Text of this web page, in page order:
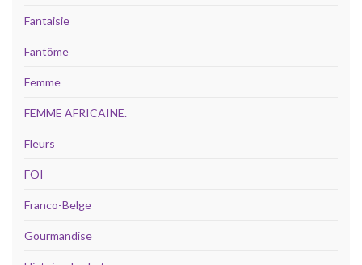
Fantaisie
Fantôme
Femme
FEMME AFRICAINE.
Fleurs
FOI
Franco-Belge
Gourmandise